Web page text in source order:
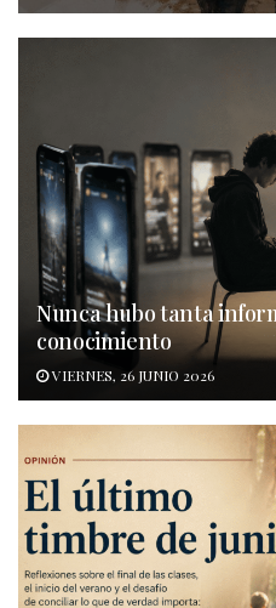
Nunca hubo tanta
conocimiento
VIERNES, 26 JUNIO 2026